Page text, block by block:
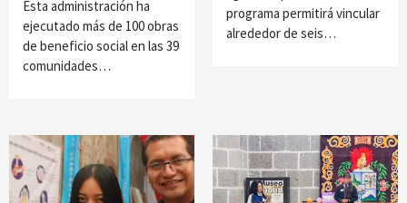
Esta administración ha
ejecutado más de 100 obras
de beneficio social en las 39
comunidades…
programa permitirá vincular
alrededor de seis…